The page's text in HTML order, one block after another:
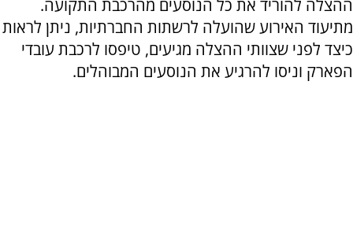
ההצלה להוריד את כל הנוסעים מהרכבת התקועה.
מתיעוד האירוע שהועלה לרשתות החברתיות, ניתן לראות
כיצד לפני שצוותי ההצלה מגיעים, טיפסו לרכבת עובדי
הפארק וניסו להרגיע את הנוסעים המבוהלים.